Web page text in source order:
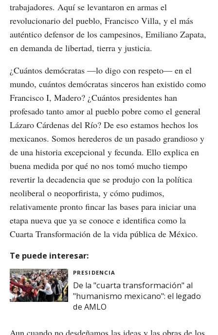
trabajadores. Aquí se levantaron en armas el
revolucionario del pueblo, Francisco Villa, y el más
auténtico defensor de los campesinos, Emiliano Zapata,
en demanda de libertad, tierra y justicia.
¿Cuántos demócratas —lo digo con respeto— en el
mundo, cuántos demócratas sinceros han existido como
Francisco I, Madero? ¿Cuántos presidentes han
profesado tanto amor al pueblo pobre como el general
Lázaro Cárdenas del Río? De eso estamos hechos los
mexicanos. Somos herederos de un pasado grandioso y
de una historia excepcional y fecunda. Ello explica en
buena medida por qué no nos tomó mucho tiempo
revertir la decadencia que se produjo con la política
neoliberal o neoporfirista, y cómo pudimos,
relativamente pronto fincar las bases para iniciar una
etapa nueva que ya se conoce e identifica como la
Cuarta Transformación de la vida pública de México.
Te puede interesar:
PRESIDENCIA
De la "cuarta transformación" al
"humanismo mexicano": el legado
de AMLO
Aun cuando no desdeñamos las ideas y las obras de los